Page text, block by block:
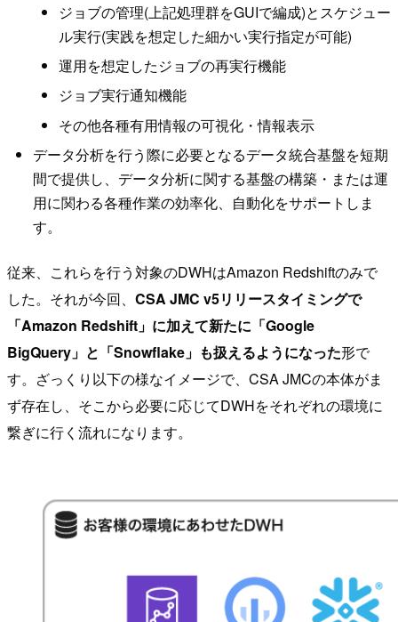
ジョブの管理(上記処理群をGUIで編成)とスケジュー
ル実行(実践を想定した細かい実行指定が可能)
運用を想定したジョブの再実行機能
ジョブ実行通知機能
その他各種有用情報の可視化・情報表示
データ分析を行う際に必要となるデータ統合基盤を短期
間で提供し、データ分析に関する基盤の構築・または運
用に関わる各種作業の効率化、自動化をサポートしま
す。
従来、これらを行う対象のDWHはAmazon Redshiftのみで
した。それが今回、 CSA JMC v5リリースタイミングで
「Amazon Redshift」に加えて新たに「Google
BigQuery」と「Snowflake」も扱えるようになった形で
す。ざっくり以下の様なイメージで、CSA JMCの本体がま
ず存在し、そこから必要に応じてDWHをそれぞれの環境に
繋ぎに行く流れになります。